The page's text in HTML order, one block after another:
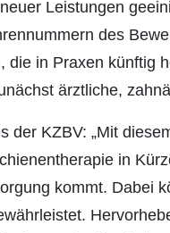
Leistungen
des
in Praxen künftig
ärztliche,
der KZBV: „Mit
in
kommt. Dabei